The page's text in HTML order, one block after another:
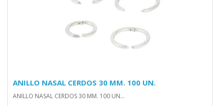
ANILLO NASAL CERDOS 30 MM. 100 UN.
ANILLO NASAL CERDOS 30 MM. 100 UN...